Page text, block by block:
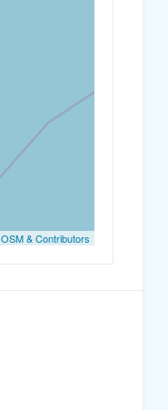
OSM & Contributors